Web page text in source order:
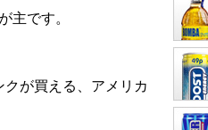
主です。
が買える、アメリカ